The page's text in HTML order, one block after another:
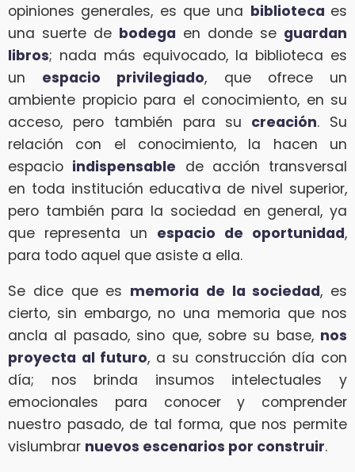
opiniones generales, es que una biblioteca es
una suerte de bodega en donde se guardan
libros; nada más equivocado, la biblioteca es
un espacio privilegiado, que ofrece un
ambiente propicio para el conocimiento, en su
acceso, pero también para su creación. Su
relación con el conocimiento, la hacen un
espacio indispensable de acción transversal
en toda institución educativa de nivel superior,
pero también para la sociedad en general, ya
que representa un espacio de oportunidad,
para todo aquel que asiste a ella.
Se dice que es memoria de la sociedad, es
cierto, sin embargo, no una memoria que nos
ancla al pasado, sino que, sobre su base, nos
proyecta al futuro, a su construcción día con
día; nos brinda insumos intelectuales y
emocionales para conocer y comprender
nuestro pasado, de tal forma, que nos permite
vislumbrar nuevos escenarios por construir.